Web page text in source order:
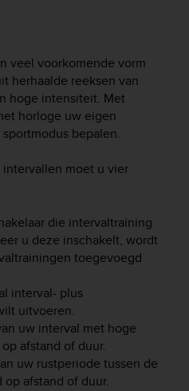
veel voorkomende vorm
herhaalde reeksen van
hoge intensiteit. Met
horloge uw eigen
bepalen.
moet u vier
die intervaltraining
u deze inschakelt, wordt
toegevoegd
interval- plus
uitvoeren.
uw interval met hoge
afstand of duur.
uw rustperiode tussen de
afstand of duur.